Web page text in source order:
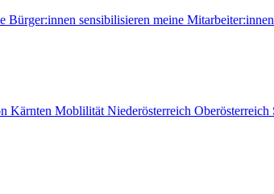
Bürger:innen sensibilisieren meine
Kärnten Moblilität Niederösterreich Oberösterreich